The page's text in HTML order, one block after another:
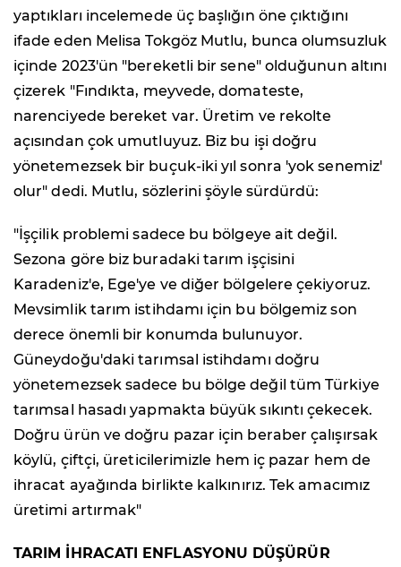
yaptıkları incelemede üç başlığın öne çıktığını
ifade eden Melisa Tokgöz Mutlu, bunca olumsuzluk
içinde 2023'ün "bereketli bir sene" olduğunun altını
çizerek "Fındıkta, meyvede, domateste,
narenciyede bereket var. Üretim ve rekolte
açısından çok umutluyuz. Biz bu işi doğru
yönetemezsek bir buçuk-iki yıl sonra 'yok senemiz'
olur" dedi. Mutlu, sözlerini şöyle sürdürdü:
"İşçilik problemi sadece bu bölgeye ait değil.
Sezona göre biz buradaki tarım işçisini
Karadeniz'e, Ege'ye ve diğer bölgelere çekiyoruz.
Mevsimlik tarım istihdamı için bu bölgemiz son
derece önemli bir konumda bulunuyor.
Güneydoğu'daki tarımsal istihdamı doğru
yönetemezsek sadece bu bölge değil tüm Türkiye
tarımsal hasadı yapmakta büyük sıkıntı çekecek.
Doğru ürün ve doğru pazar için beraber çalışırsak
köylü, çiftçi, üreticilerimizle hem iç pazar hem de
ihracat ayağında birlikte kalkınırız. Tek amacımız
üretimi artırmak"
TARIM İHRACATI ENFLASYONU DÜŞÜRÜR